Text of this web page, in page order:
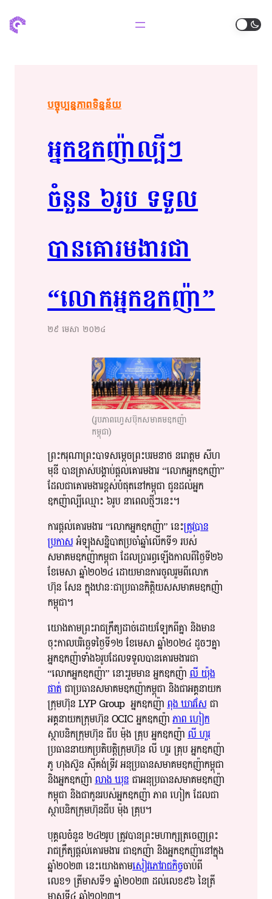
បច្ចុប្បន្នភាពទិន្នន័យ
អ្នក​​ឧក​ញ៉ា​ល្បី​ៗ​
ចំនួន​ ​៦​​រូប​ ទទួល​
បាន​​គោរម​​ងារ​​ជា​​
“លោក​​អ្នក​​ឧកញ៉ា​”​​
២៩ មេសា ២០២៤
(រូបភាពហ្វេសប៊ុកសមាគមឧកញ៉ា
កម្ពុជា)
ព្រះករុណា​​ព្រះបាទ​សម្តេច​​ព្រះ​បរមនាថ​​ នរោត្តម​ សីហ​
មុនី​ បាន​​​ត្រាស់​​បង្គាប់​​ផ្តល់​​​គោរមងារ​ “លោកអ្នក​​ឧកញ៉ា​”
ដែល​ជា​​គោរម​​ងារ​​ខ្ពស់​បំផុត​​នៅ​កម្ពុជា​ ជូន​​ដល់​​អ្នក​​
ឧកញ៉ា​ល្បីឈ្មោះ​​​ ៦​​រូប​​ នា​ពេល​ថ្មី​ៗ​នេះ​​​​។​
ការ​ផ្តល់​​គោរម​​ងារ​​ “លោកអ្នកឧកញ៉ា​​” នេះ​​ត្រូវ​​បាន​​
ប្រកាស​​ អំឡុង​​​សន្និបាត​​ប្រចាំ​​ឆ្នាំ​​លើក​​ទី​​១​ របស់​​
សមាគម​ឧកញ៉ា​​កម្ពុជា​ ដែល​ប្រារព្ធ​​ឡើង​​កាលពី​ថ្ងៃទី​​២៦​
ខែ​​មេសា​ ឆ្នាំ​​២០២៤​ ដោយមាន​​ការ​​ចូល​​រួម​​ពី​​​លោក​
ហ៊ុន​ សែន​ ក្នុង​​ឋានៈ​​ជា​​ប្រធាន​​កិត្តិយស​​សមាគម​​ឧកញ៉ា​​
កម្ពុជា​​​។​
យោង​តាម​​ព្រះរាជ​ក្រឹត្យ​​ដាច់ដោយឡែក​​ពីគ្នា​​ និង​​មាន​​
ចុះ​​កាលបរិច្ឆេទ​​ថ្ងៃទី​​១២​ ខែ​​​មេសា​ ឆ្នាំ​​២០២៤​​ ដូច​ៗ​​គ្នា​​
អ្នក​​ឧកញ៉ា​​ទាំង​​៦​​រូប​​ដែល​ទទួល​​​បាន​​គោរម​​ងារ​​ជា​​
“លោកអ្នក​​ឧកញ៉ា​” នោះ​រួម​​មាន​​ អ្នក​​ឧកញ៉ា​លី​ យ៉ុង​
ផាត់​ជា​ប្រធាន​​សមាគម​​ឧកញ៉ា​កម្ពុជា​​ និង​​ជា​​អគ្គ​​​នាយក​​
ក្រុមហ៊ុន​ LYP Group អ្នក​​​ឧកញ៉ា​ពុង​ ឃា​វ​សែ​ជា​
អគ្គនាយក​​ក្រុមហ៊ុន​ OCIC អ្នក​​ឧកញ៉ា​ភាព​ ហៀក​
ស្ថាបនិក​​ក្រុមហ៊ុន​ ជីប​ ម៉ុង​ គ្រុប​​ អ្នក​​ឧកញ៉ា​លី​ ហួរ​
ប្រធាន​​នាយក​​ប្រតិបត្តិ​​ក្រុមហ៊ុន​ លី​ ហួរ​ គ្រុប​​ អ្នក​​ឧកញ៉ា​
ភូ​ ហុង​ស៊ួន​ ស៊ី​គង់​ទ្រី​វ​ អនុប្រធាន​​សមាគម​ឧកញ៉ា​​កម្ពុជា​
និង​​អ្នក​​ឧកញ៉ា​លាង​ ឃុន​ជា​​អនុប្រធាន​​សមាគម​​ឧកញ៉ា​
កម្ពុជា​ និង​​ជា​​កូន​​របស់​​អ្នក​​ឧកញ៉ា​ ភាព​ ហៀក​ ដែល​ជា​​
ស្ថាបនិក​​ក្រុមហ៊ុន​​ជីប​ ម៉ុង​ គ្រុប​។​​​
បុគ្គល​​​ចំនួន​​​ ២៤២រូប​​​ ត្រូវ​​​បាន​​​ព្រះមហាក្សត្រ​​​ចេញ​​​ព្រះ
រាជ​​​ក្រឹត្យ​​​ផ្ដល់​​​គោរមងារ​​​ ជា​​ឧកញ៉ា​​​ និង​​​​អ្នកឧកញ៉ា​​​នៅក្នុង​​​
ឆ្នាំ២០២៣​​​ នេះ​​​​យោង​​​​តាម​​​​សៀវភៅ​​​​រាជកិច្ច​​​​ចាប់ពី​​​​
លេខ១​​​ ត្រីមាស​​​ទី​​​​១​​​ ឆ្នាំ​​​​២០២៣​​​​​ ដល់​​​​លេខ៩៦​​​​ នៃ​​​​​ត្រី